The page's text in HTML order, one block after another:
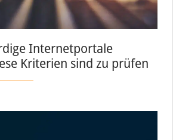
Internetportale
Kriterien sind zu prüfen